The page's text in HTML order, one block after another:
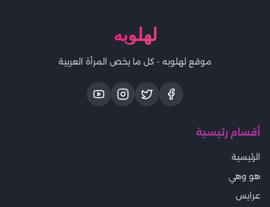
لهلوبه
موقع لهلوبه - كل ما يخص المرأة العربية
أقسام رئيسية
الرئيسية
هو وهي
عرايس